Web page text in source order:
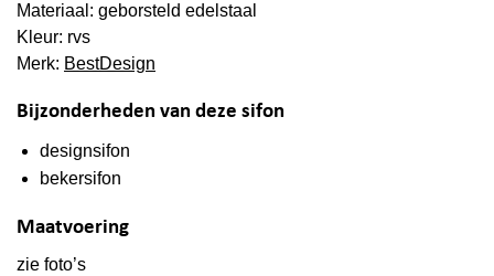
Materiaal: geborsteld edelstaal
Kleur: rvs
Merk: BestDesign
Bijzonderheden van deze sifon
designsifon
bekersifon
Maatvoering
zie foto’s